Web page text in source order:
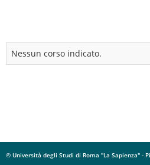
Nessun corso indicato.
© Università degli Studi di Roma "La Sapienza" -